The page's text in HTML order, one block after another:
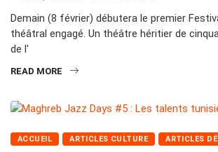
Demain (8 février) débutera le premier
théâtral engagé. Un théâtre héritier de
de l'
READ MORE
ACCUEIL ARTICLES CULTURE ARTICLES